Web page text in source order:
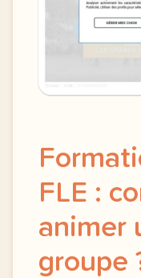
FLE :
animer
groupe